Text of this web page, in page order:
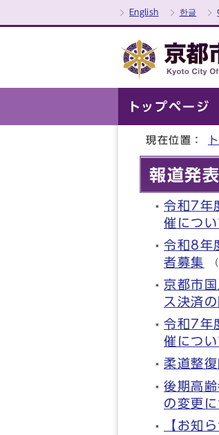
English 한글
トップページ
現在位置：
報道発
令和7年
催につい
令和8年
者募集
京都市
ス決済
令和7年
催につい
柔道整
後期高
の変更に
【お知